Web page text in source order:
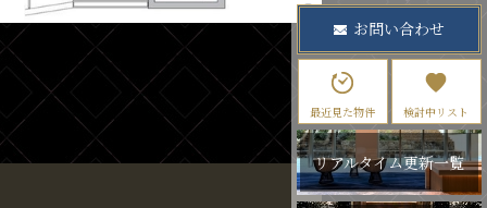
お問い合わせ
最近見た物件 検討中リスト
リアルタイム更新一覧